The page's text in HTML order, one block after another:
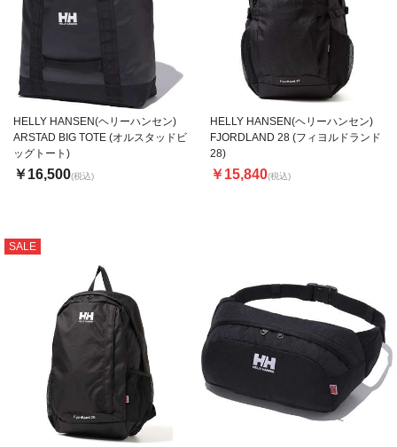
HELLY HANSEN(ヘリーハンセン)
ARSTAD BIG TOTE (オルスタッドビ
ッグトート)
￥16,500(税込)
HELLY HANSEN(ヘリーハンセン)
FJORDLAND 28 (フィヨルドランド
28)
￥15,840(税込)
SALE